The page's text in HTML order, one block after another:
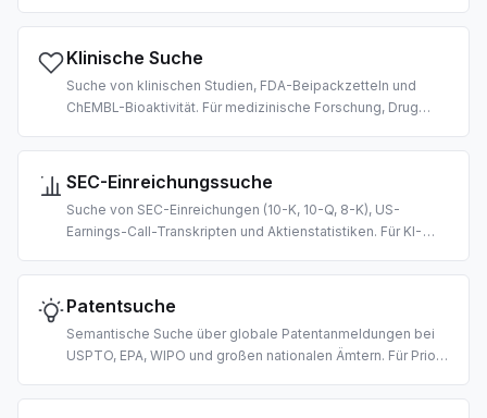
Korpora und Zitatextraktion.
Klinische Suche
Suche von klinischen Studien, FDA-Beipackzetteln und
ChEMBL-Bioaktivität. Für medizinische Forschung, Drug
Entscheidungsunterstützung.
SEC-Einreichungssuche
Suche von SEC-Einreichungen (10-K, 10-Q, 8-K), US-
Earnings-Call-Transkripten und Aktienstatistiken. Für KI-
finanzielle RAG-Pipelines.
Patentsuche
Semantische Suche über globale Patentanmeldungen bei
USPTO, EPA, WIPO und großen nationalen Ämtern. Für Prior-
Wettbewerbsanalyse.